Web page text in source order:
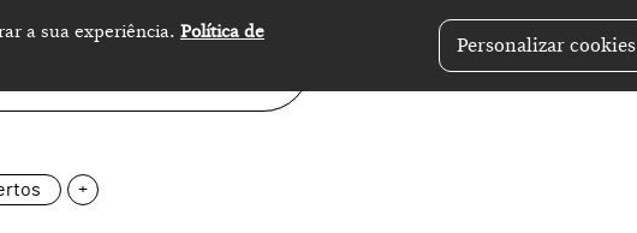
a sua experiência. Política de
Personalizar cookies
+